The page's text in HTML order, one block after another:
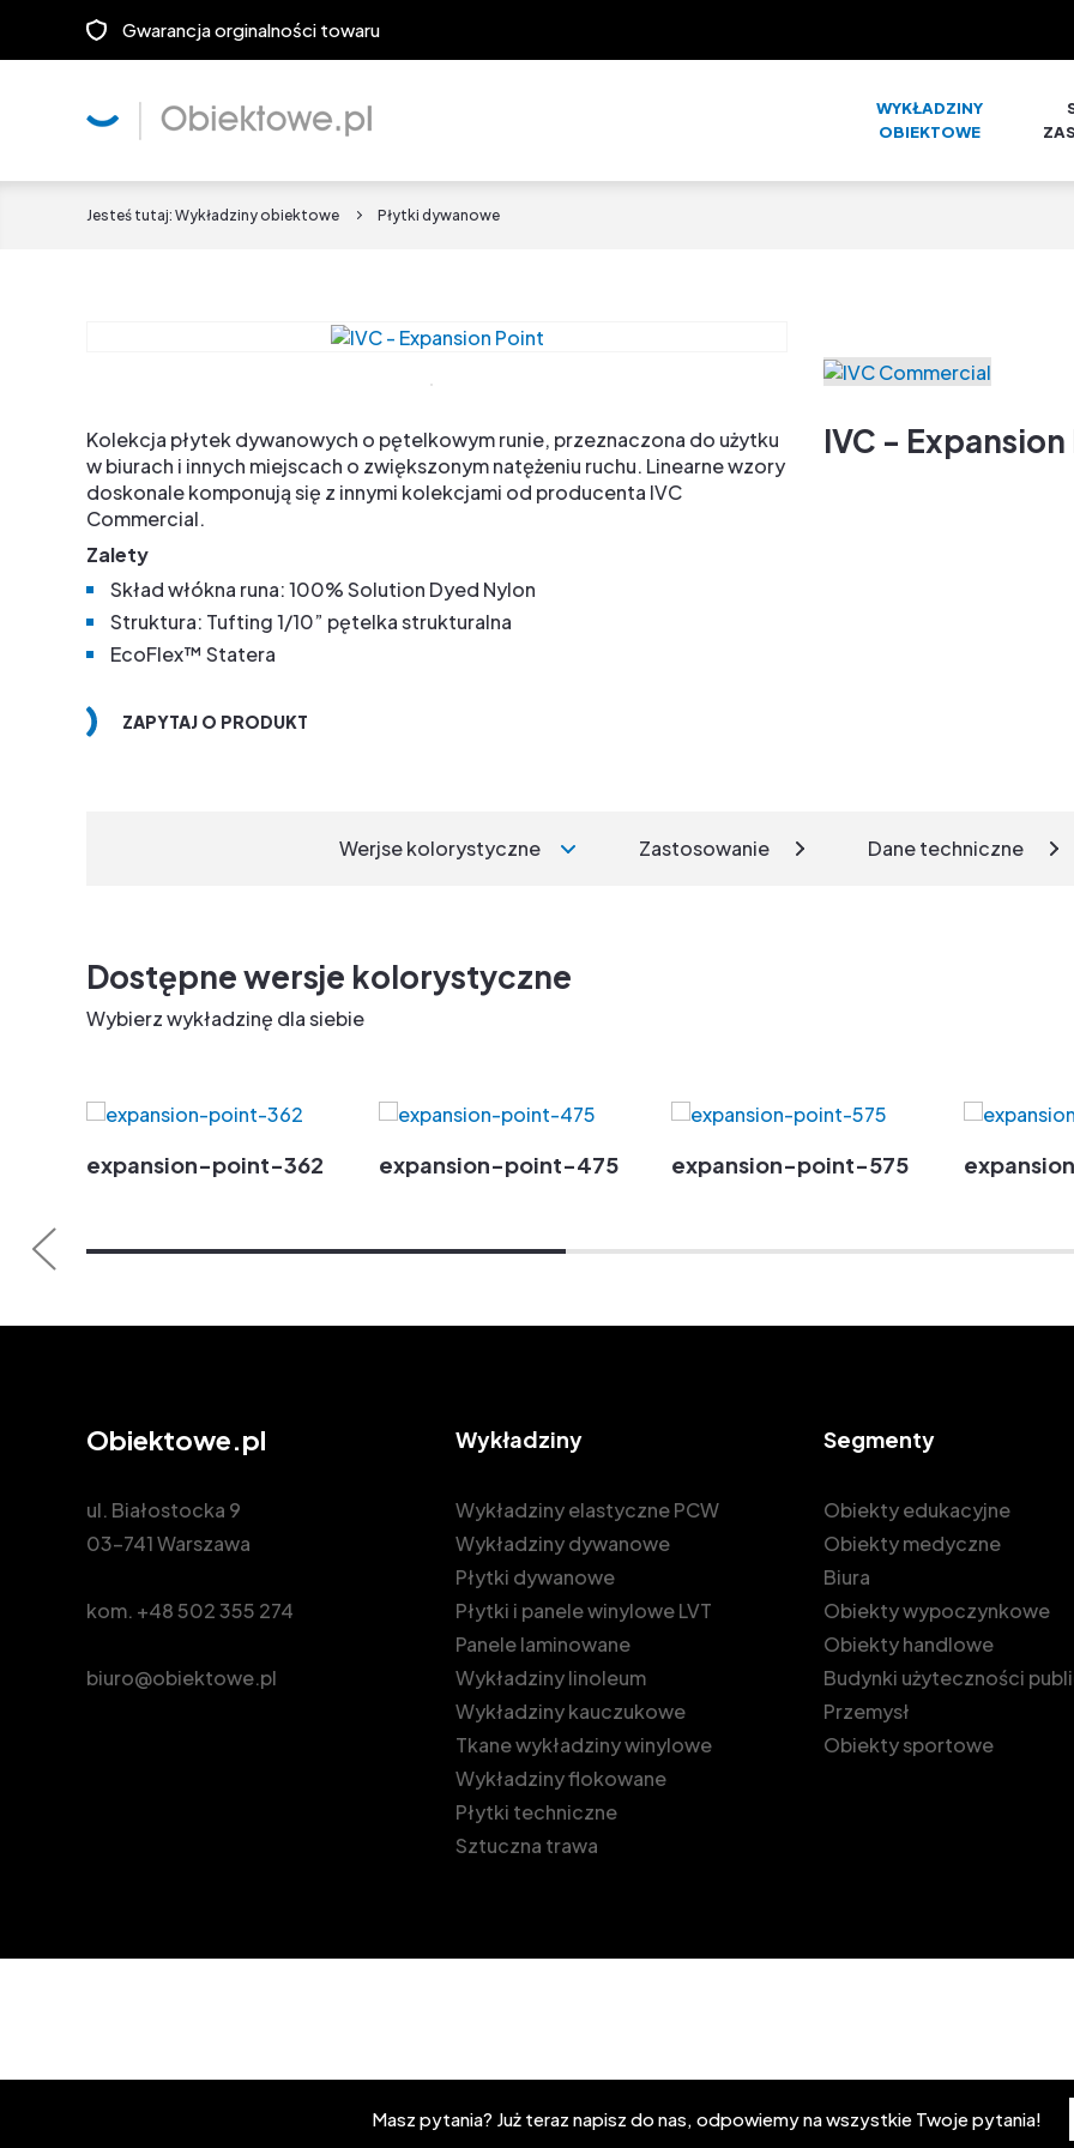
Gwarancja orginalności towaru
WYKŁADZINY
OBIEKTOWE
Jesteś tutaj: Wykładziny obiektowe Płytki dywanowe
IVC -
Kolekcja płytek dywanowych o pętelkowym runie, przeznaczona do użytku
w biurach i innych miejscach o zwiększonym natężeniu ruchu. Linearne wzory
doskonale komponują się z innymi kolekcjami od producenta IVC
Commercial.
Zalety
Skład włókna runa: 100% Solution Dyed Nylon
Struktura: Tufting 1/10” pętelka strukturalna
EcoFlex™ Statera
ZAPYTAJ O PRODUKT
Werjse kolorystyczne Zastosowanie Dane techniczne
Dostępne wersje kolorystyczne
Wybierz wykładzinę dla siebie
expansion-point-362 expansion-point-475 expansion-point-575
Obiektowe.pl
ul. Białostocka 9
03-741 Warszawa
kom. +48 502 355 274
biuro@obiektowe.pl
Wykładziny
Wykładziny elastyczne PCW
Wykładziny dywanowe
Płytki dywanowe
Płytki i panele winylowe LVT
Panele laminowane
Wykładziny linoleum
Wykładziny kauczukowe
Tkane wykładziny winylowe
Wykładziny flokowane
Płytki techniczne
Sztuczna trawa
Segmenty
Obiekty edukacyjne
Obiekty medyczne
Biura
Obiekty wypoczynkowe
Obiekty handlowe
Budynki użyteczności
Przemysł
Obiekty sportowe
Masz pytania? Już teraz napisz do nas, odpowiemy na wszystkie Twoje pytania!